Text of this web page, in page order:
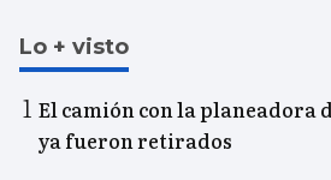
Lo + visto
El camión con la planeadora
ya fueron retirados